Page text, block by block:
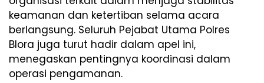
keamanan dan ketertiban selama acara
berlangsung. Seluruh Pejabat Utama Polres
Blora juga turut hadir dalam apel ini,
menegaskan pentingnya koordinasi dalam
operasi pengamanan.